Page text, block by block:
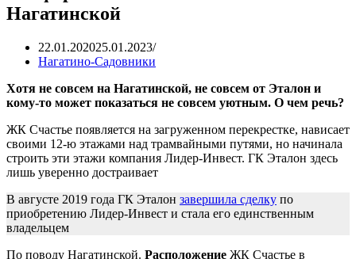
Нагатинской
22.01.202025.01.2023
Нагатино-Садовники
Хотя не совсем на Нагатинской, не совсем от Эталон и
кому-то может показаться не совсем уютным. О чем речь?
ЖК Счастье появляется на загруженном перекрестке, нависает
своими 12-ю этажами над трамвайными путями, но начинала
строить эти этажи компания Лидер-Инвест. ГК Эталон здесь
лишь уверенно достраивает
В августе 2019 года ГК Эталон завершила сделку по
приобретению Лидер-Инвест и стала его единственным
владельцем
По поводу Нагатинской. Расположение ЖК Счастье в